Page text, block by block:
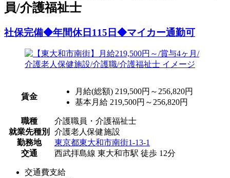
員/介護福祉士
社保完備◆年間休日115日◆マイカー通勤可
賃金
月給(総額) 219,500円～256,820円
基本月給 219,500円～256,820円
職種
介護職員・介護福祉士
就業先種別
介護老人保健施設
勤務地
東京都東大和市南街1-13-1
交通
西武拝島線 東大和市駅 徒歩 12分
交通費支給